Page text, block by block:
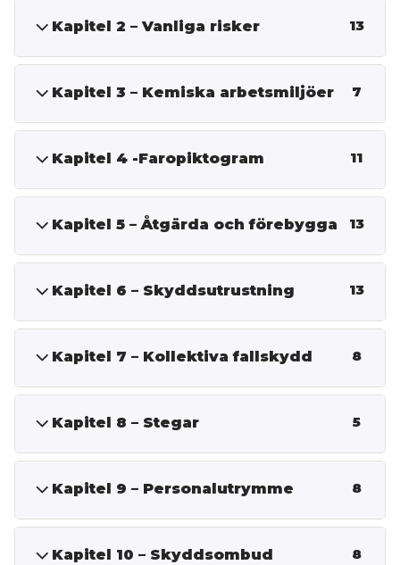
Kapitel 2 – Vanliga risker 13
Kapitel 3 – Kemiska arbetsmiljöer 7
Kapitel 4 -Faropiktogram 11
Kapitel 5 – Åtgärda och förebygga 13
Kapitel 6 – Skyddsutrustning 13
Kapitel 7 – Kollektiva fallskydd 8
Kapitel 8 – Stegar 5
Kapitel 9 – Personalutrymme 8
Kapitel 10 – Skyddsombud 8